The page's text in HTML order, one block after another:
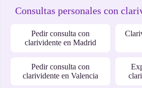
Consultas personales con
Pedir consulta con
clarividente en Madrid
Pedir consulta con
clarividente en Valencia